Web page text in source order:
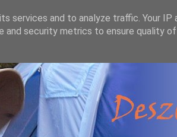
services and to analyze traffic. Your IP
and security metrics to ensure quality